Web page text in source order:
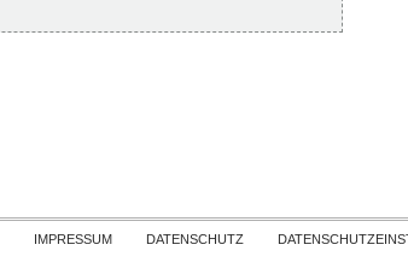
Skip to content
IMPRESSUM DATENSCHUTZ